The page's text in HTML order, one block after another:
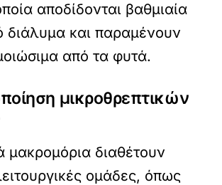
αποδίδονται βαθμιαία
διάλυμα και παραμένουν
από τα φυτά.
μικροθρεπτικών
μακρομόρια διαθέτουν
ομάδες, όπως